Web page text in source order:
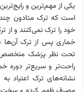
یکی از مهم‌ترین و
است که ترک متادون چند
خود را ترک نمی‌کنند و از
خماری پس از ترک آن‌ها
تحت نظر پزشک متخصص
راحت‌تر و سریع‌تر دوره
نشانه‌های ترک اعتیاد